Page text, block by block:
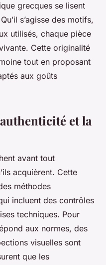
grecques se lisent
s’agisse des motifs,
utilisés, chaque pièce
Cette originalité
tout en proposant
aux goûts
et la
avant tout
acquièrent. Cette
méthodes
incluent des contrôles
techniques. Pour
aux normes, des
visuelles sont
que les